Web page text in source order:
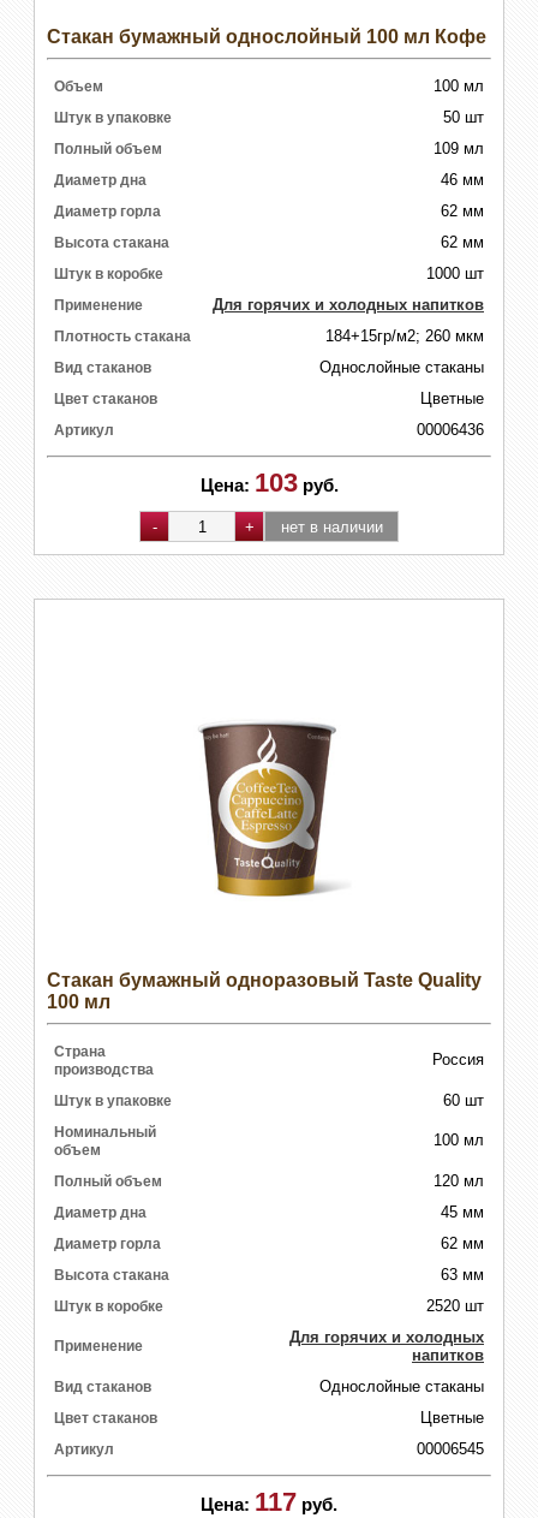
Стакан бумажный однослойный 100 мл Кофе
Объем 100 мл
Штук в упаковке 50 шт
Полный объем 109 мл
Диаметр дна 46 мм
Диаметр горла 62 мм
Высота стакана 62 мм
Штук в коробке 1000 шт
Применение Для горячих и холодных напитков
Плотность стакана 184+15гр/м2; 260 мкм
Вид стаканов Однослойные стаканы
Цвет стаканов Цветные
Артикул 00006436
Цена: 103 руб.
Стакан бумажный одноразовый Taste Quality
100 мл
Страна
производства
Россия
Штук в упаковке 60 шт
Номинальный
объем
100 мл
Полный объем 120 мл
Диаметр дна 45 мм
Диаметр горла 62 мм
Высота стакана 63 мм
Штук в коробке 2520 шт
Применение
Для горячих и холодных
напитков
Вид стаканов Однослойные стаканы
Цвет стаканов Цветные
Артикул 00006545
Цена: 117 руб.